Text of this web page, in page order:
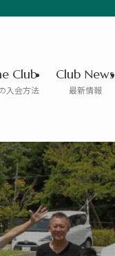
Club
入会方法
Club News
最新情報